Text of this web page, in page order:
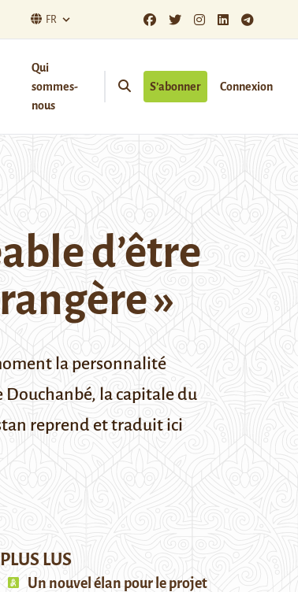
FR
Qui
sommes-
nous
S’abonner Connexion
d’être
»
la personnalité
la capitale du
reprend et traduit ici
LUS
Un nouvel élan pour le projet